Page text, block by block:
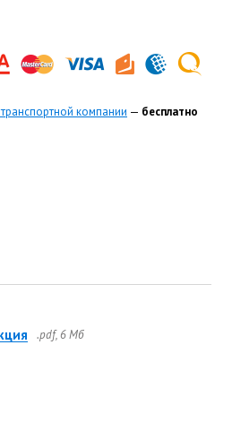
компании — бесплатно
.pdf, 6 Мб